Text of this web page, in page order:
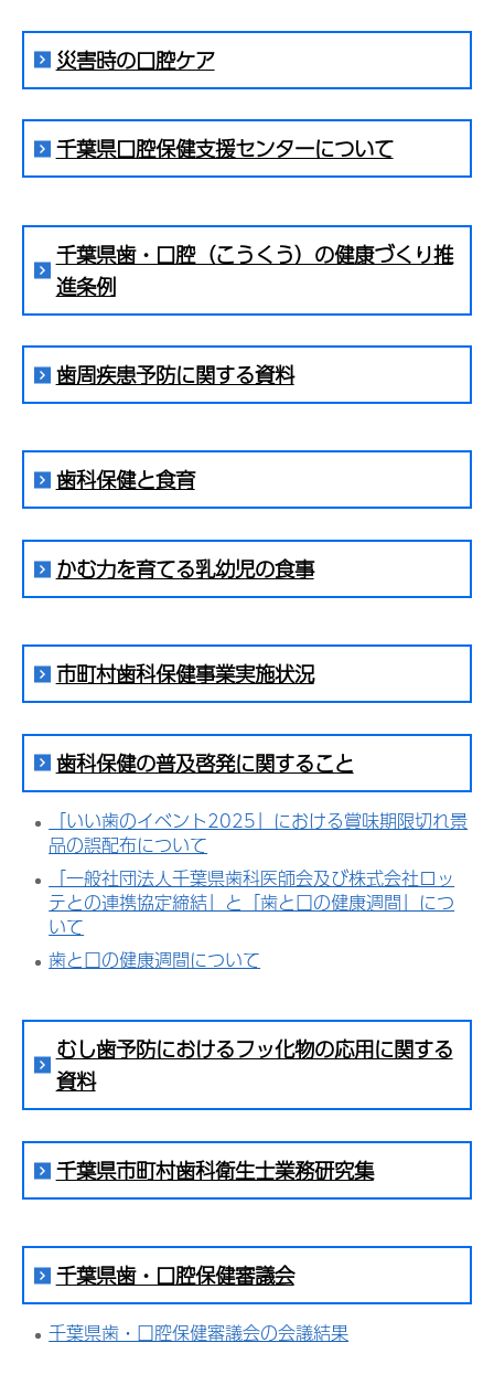
災害時の口腔ケア
千葉県口腔保健支援センターについて
千葉県歯・口腔（こうくう）の健康づくり推
進条例
歯周疾患予防に関する資料
歯科保健と食育
かむ力を育てる乳幼児の食事
市町村歯科保健事業実施状況
歯科保健の普及啓発に関すること
「いい歯のイベント2025」における賞味期限切れ景
品の誤配布について
「一般社団法人千葉県歯科医師会及び株式会社ロッ
テとの連携協定締結」と「歯と口の健康週間」につ
いて
歯と口の健康週間について
むし歯予防におけるフッ化物の応用に関する
資料
千葉県市町村歯科衛生士業務研究集
千葉県歯・口腔保健審議会
千葉県歯・口腔保健審議会の会議結果